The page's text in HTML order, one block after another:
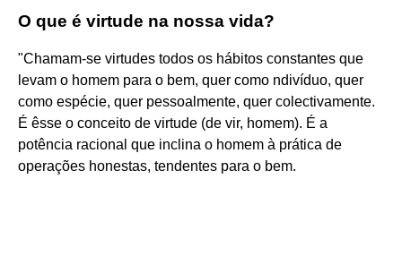
O que é virtude na nossa vida?
"Chamam-se virtudes todos os hábitos constantes que
levam o homem para o bem, quer como ndivíduo, quer
como espécie, quer pessoalmente, quer colectivamente.
É êsse o conceito de virtude (de vir, homem). É a
potência racional que inclina o homem à prática de
operações honestas, tendentes para o bem.